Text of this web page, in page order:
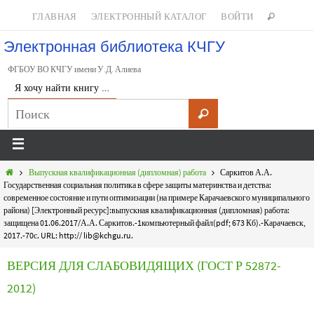
ГЛАВНАЯ ЭЛЕКТРОННЫЙ КАТАЛОГ ВОЙТИ
Электронная библиотека КЧГУ
ФГБОУ ВО КЧГУ имени У.Д. Алиева
Я хочу найти книгу …
Выпускная квалификационная (дипломная) работа
Саркитов А.А.
Государственная социальная политика в сфере защиты материнства и детства:
современное состояние и пути оптимизации (на примере Карачаевского муниципального
района) [Электронный ресурс]:выпускная квалификационная (дипломная) работа:
защищена 01.06.2017/А.А. Саркитов.-1компьютерный файл(pdf; 673 Кб).-Карачаевск,
2017.-70с. URL: http:// lib@kchgu.ru.
ВЕРСИЯ ДЛЯ СЛАБОВИДЯЩИХ (ГОСТ Р 52872-
2012)